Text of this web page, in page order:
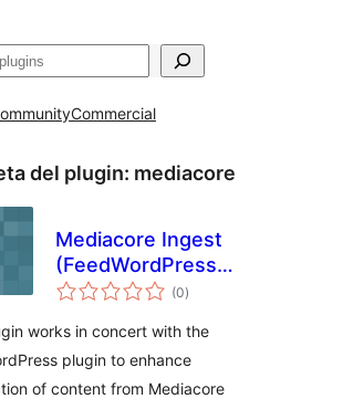
Commercial
del plugin: mediacore
Mediacore Ingest
(FeedWordPress
AddOn)
(0total
de
)
works in concert with the
plugin to enhance
of content from Mediacore